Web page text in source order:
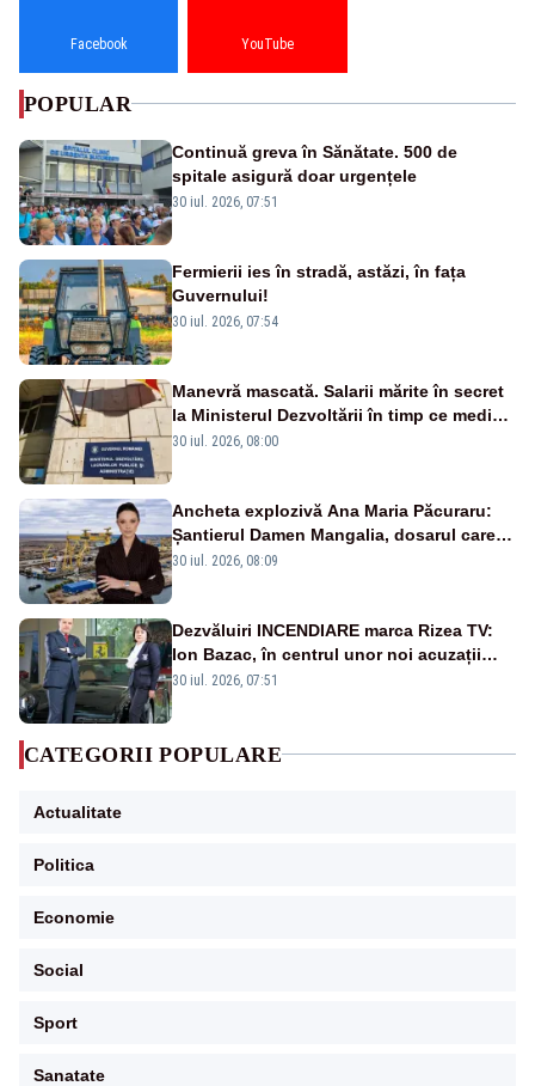
Facebook YouTube
POPULAR
Continuă greva în Sănătate. 500 de
spitale asigură doar urgențele
30 iul. 2026, 07:51
Fermierii ies în stradă, astăzi, în fața
Guvernului!
30 iul. 2026, 07:54
Manevră mascată. Salarii mărite în secret
la Ministerul Dezvoltării în timp ce medicii
ies în stradă
30 iul. 2026, 08:00
Ancheta explozivă Ana Maria Păcuraru:
Șantierul Damen Mangalia, dosarul care
scufundă apărarea României
30 iul. 2026, 08:09
Dezvăluiri INCENDIARE marca Rizea TV:
Ion Bazac, în centrul unor noi acuzații
publice
30 iul. 2026, 07:51
CATEGORII POPULARE
Actualitate
Politica
Economie
Social
Sport
Sanatate